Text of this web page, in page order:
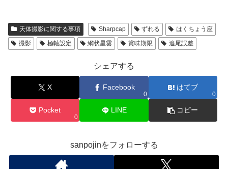
天体撮影に関する事項 Sharpcap ずれる
はくちょう座
撮影
極軸設定 網状星雲 賞味期限 追尾誤差
シェアする
X Facebook
0
はてブ
0
Pocket
0
LINE コピー
sanpojinをフォローする